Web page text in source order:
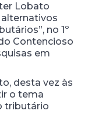
Lobato
alternativos
no 1º
Contencioso
em
desta vez às
o tema
tributário